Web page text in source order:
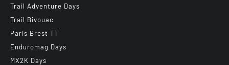
Trail Adventure Days
Trail Bivouac
Paris Brest TT
Enduromag Days
MX2K Days